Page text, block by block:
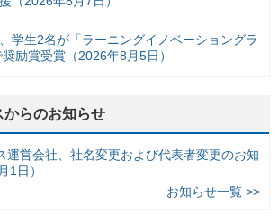
学生2名が「ラーニングイノベーショングラ
励賞受賞（2026年8月5日）
からのお知らせ
運営会社、社名変更および代表者変更のお知
1日）
お知らせ一覧 >>